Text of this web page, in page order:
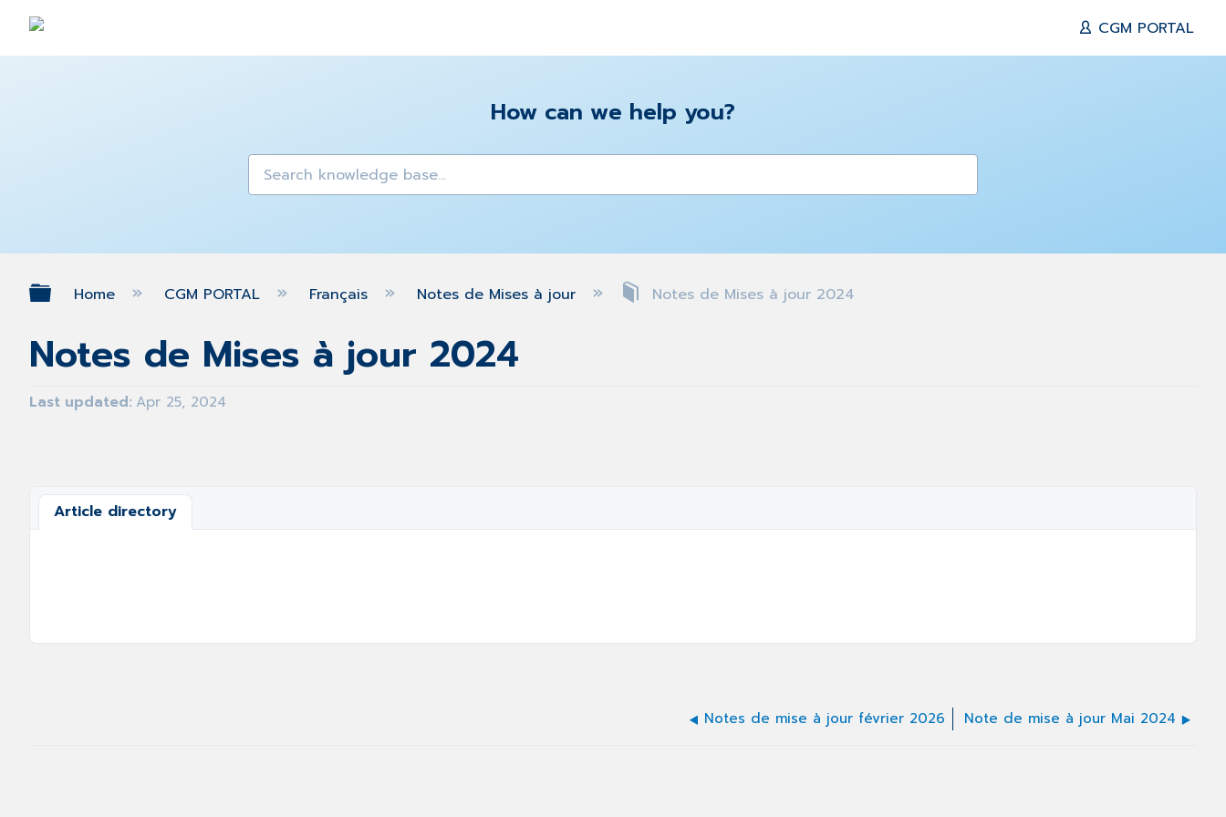
CGM PORTAL
How can we help you?
Expand/collapse global hierarchy
Home CGM PORTAL Français Notes de Mises à jour Notes de Mises à jour 2024
Notes de Mises à jour 2024
Last updated Apr 25, 2024
Article directory
Notes de mise à jour février 2026 Note de mise à jour Mai 2024